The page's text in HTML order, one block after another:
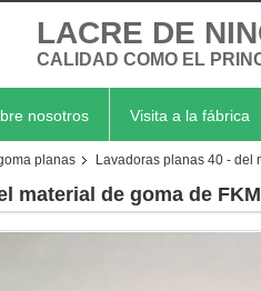
LACRE DE
CALIDAD COMO EL
nosotros Visita a la fábrica
planas Lavadoras planas 40 - del
material de goma de